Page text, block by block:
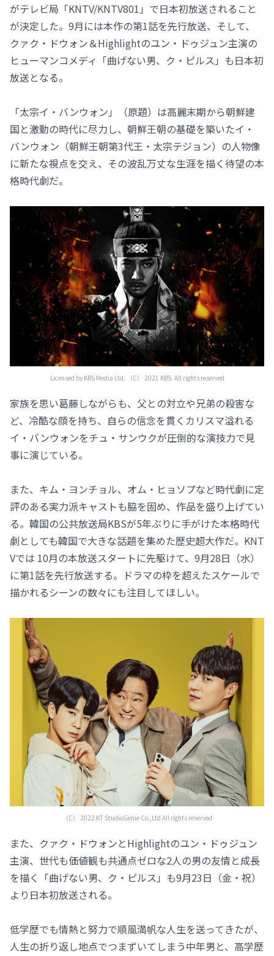
がテレビ局「KNTV/KNTV801」で日本初放送されること
が決定した。9月には本作の第1話を先行放送、そして、
クァク・ドウォン＆Highlightのユン・ドゥジュン主演の
ヒューマンコメディ「曲げない男、ク・ピルス」も日本初
放送となる。
「太宗イ・バンウォン」（原題）は高麗末期から朝鮮建
国と激動の時代に尽力し、朝鮮王朝の基礎を築いたイ・
バンウォン（朝鮮王朝第3代王・太宗テジョン）の人物像
に新たな視点を交え、その波乱万丈な生涯を描く待望の本
格時代劇だ。
Licensed by KBS Media Ltd. （C） 2021 KBS. All rights reserved
家族を思い葛藤しながらも、父との対立や兄弟の殺害な
ど、冷酷な顔を持ち、自らの信念を貫くカリスマ溢れる
イ・バンウォンをチュ・サンウクが圧倒的な演技力で見
事に演じている。
また、キム・ヨンチョル、オム・ヒョソプなど時代劇に定
評のある実力派キャストも脇を固め、作品を盛り上げてい
る。韓国の公共放送局KBSが5年ぶりに手がけた本格時代
劇としても韓国で大きな話題を集めた歴史超大作だ。KNT
Vでは 10月の本放送スタートに先駆けて、9月28日（水）
に第1話を先行放送する。ドラマの枠を超えたスケールで
描かれるシーンの数々にも注目してほしい。
（C） 2022 KT StudioGenie Co.,Ltd All rights reserved
また、クァク・ドウォンとHighlightのユン・ドゥジュン
主演、世代も価値観も共通点ゼロな2人の男の友情と成長
を描く「曲げない男、ク・ピルス」も9月23日（金・祝）
より日本初放送される。
低学歴でも情熱と努力で順風満帆な人生を送ってきたが、
人生の折り返し地点でつまずいてしまう中年男と、高学歴